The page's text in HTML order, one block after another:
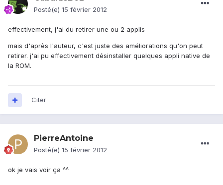
Posté(e) 15 février 2012
effectivement, j'ai du retirer une ou 2 applis
mais d'après l'auteur, c'est juste des améliorations qu'on peut
retirer. j'ai pu effectivement désinstaller quelques appli native de
la ROM.
Citer
PierreAntoine
Posté(e) 15 février 2012
ok je vais voir ça ^^